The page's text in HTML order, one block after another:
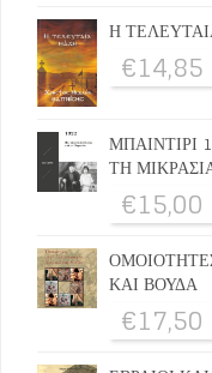
Η
€14,85
ΜΠΑΙΝΤΙΡΙ
ΤΗ
€15,00
ΚΑΙ ΒΟΥΔΑ
€17,50